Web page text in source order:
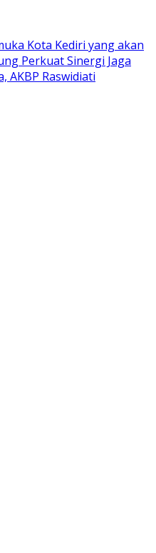
Kota Kediri yang akan
Perkuat Sinergi Jaga
AKBP Raswidiati